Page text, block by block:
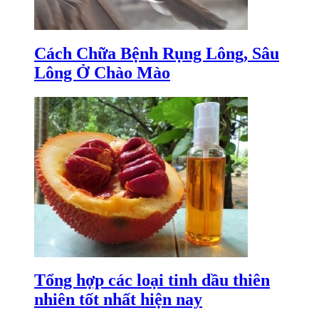
Cách Chữa Bệnh Rụng Lông, Sâu
Lông Ở Chào Mào
Tổng hợp các loại tinh dầu thiên
nhiên tốt nhất hiện nay